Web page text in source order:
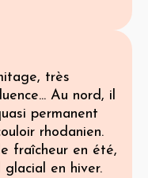
très
Au nord, il
permanent
rhodanien.
fraîcheur en été,
en hiver.